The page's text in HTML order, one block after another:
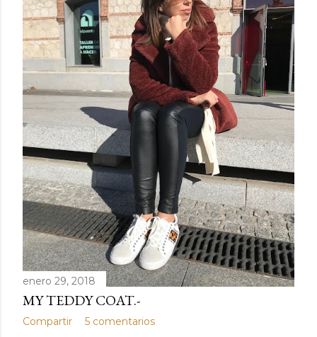
enero 29, 2018
MY TEDDY COAT.-
Compartir 5 comentarios